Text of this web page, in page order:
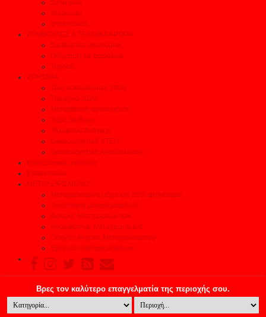
Συνεργεία
Αξεσουάρ
Φανοποιεία
ΣΥΜΒΟΥΛΕΣ & ΤΕΧΝΙΚΑ ΑΡΘΡΑ
Συμβουλές οικονομίας
Οδηγείστε με ασφάλεια
Τεχνικά
ΧΡΗΣΙΜΑ
Τέλη κυκλοφορίας 2026
Τεκμήρια 2026
Μεταβίβαση αυτοκινήτου
Τιμές Διοδίων
Τηλέφωνα Ανάγκης
Δικαιολογητικά ΚΤΕΟ
Δικαιολογητικά Ανακύκλωσης
Ηλεκτρονικές εκδόσεις
Επικοινωνία
ΜΕΤΑΧΕΙΡΙΣΜΕΝΟ
Μεταχειρισμένα μέχρι και 35% φτηνότερα
Αναζήτηση μεταχειρισμένου
Δοκιμές Μεταχειρισμένων
Αγοράζοντας Μεταχειρισμένο
Οδηγός Αγοράς Μεταχειρισμένου
Έμποροι Μεταχειρισμένων